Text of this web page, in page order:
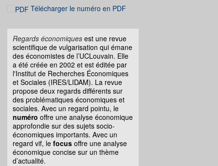
Télécharger le numéro en PDF
Regards économiques est une revue
scientifique de vulgarisation qui émane
des économistes de l’UCLouvain. Elle
a été créée en 2002 et est éditée par
l'Institut de Recherches Économiques
et Sociales (IRES/LIDAM). La revue
propose deux regards différents sur
des problématiques économiques et
sociales. Avec un regard pointu, le
numéro offre une analyse économique
approfondie sur des sujets socio-
économiques importants. Avec un
regard vif, le focus offre une analyse
économique concise sur un thème
d’actualité.